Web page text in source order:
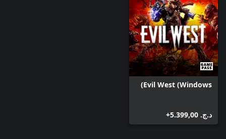
Evil West (Windows)
د.ج.‏ 5.399,00+